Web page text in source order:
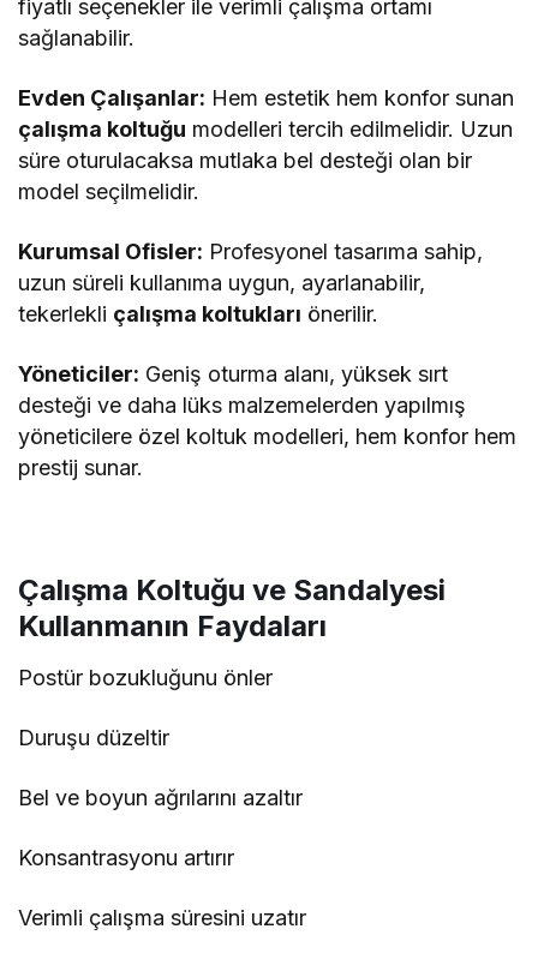
fiyatlı seçenekler ile verimli çalışma ortamı
sağlanabilir.
Evden Çalışanlar: Hem estetik hem konfor sunan
çalışma koltuğu modelleri tercih edilmelidir. Uzun
süre oturulacaksa mutlaka bel desteği olan bir
model seçilmelidir.
Kurumsal Ofisler: Profesyonel tasarıma sahip,
uzun süreli kullanıma uygun, ayarlanabilir,
tekerlekli çalışma koltukları önerilir.
Yöneticiler: Geniş oturma alanı, yüksek sırt
desteği ve daha lüks malzemelerden yapılmış
yöneticilere özel koltuk modelleri, hem konfor hem
prestij sunar.
Çalışma Koltuğu ve Sandalyesi
Kullanmanın Faydaları
Postür bozukluğunu önler
Duruşu düzeltir
Bel ve boyun ağrılarını azaltır
Konsantrasyonu artırır
Verimli çalışma süresini uzatır